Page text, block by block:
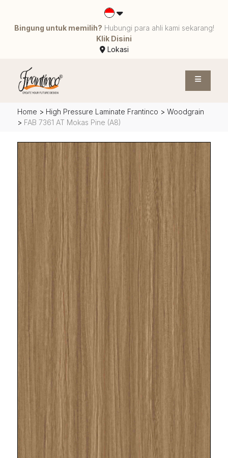
Bingung untuk memilih? Hubungi para ahli kami sekarang!
Klik Disini
Lokasi
Home > High Pressure Laminate Frantinco >Woodgrain
> FAB 7361 AT Mokas Pine (A8)